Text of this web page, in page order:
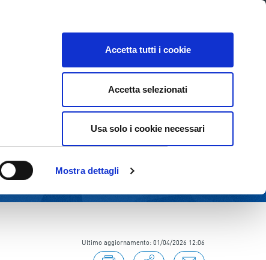
Mostra dettagli
Accetta tutti i cookie
Accetta selezionati
Usa solo i cookie necessari
INVESTOR RELATIONS SOSTENIBILITÀ
Ultimo aggiornamento: 01/04/2026 12:06